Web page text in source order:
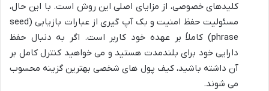
کلیدهای خصوصی، از مزایای اصلی این روش است. با این حال،
مسئولیت حفظ امنیت و بک آپ گیری از عبارات بازیابی (seed
phrase) کاملاً بر عهده خود کاربر است. اگر به دنبال حفظ
دارایی خود برای بلندمدت هستید و می خواهید کنترل کامل بر
آن داشته باشید، کیف پول های شخصی بهترین گزینه محسوب
می شوند.